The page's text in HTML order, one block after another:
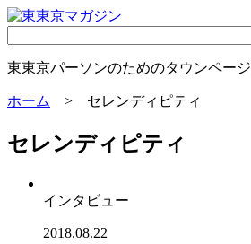
東東京パーソンのためのタウンページ
ホーム > セレンディピティ
セレンディピティ
インタビュー
2018.08.22